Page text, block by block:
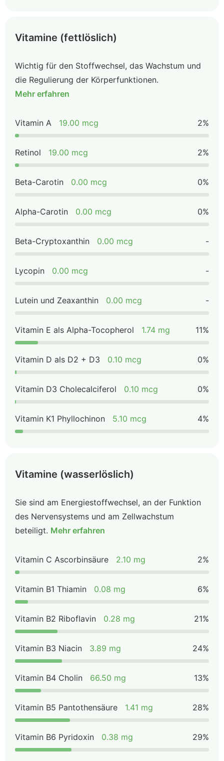
Vitamine (fettlöslich)
Wichtig für den Stoffwechsel, das Wachstum und
die Regulierung der Körperfunktionen.
Mehr erfahren
Vitamin A 19.00 mcg 2%
Retinol 19.00 mcg 2%
Beta-Carotin 0.00 mcg 0%
Alpha-Carotin 0.00 mcg 0%
Beta-Cryptoxanthin 0.00 mcg -
Lycopin 0.00 mcg -
Lutein und Zeaxanthin 0.00 mcg -
Vitamin E als Alpha-Tocopherol 1.74 mg 11%
Vitamin D als D2 + D3 0.10 mcg 0%
Vitamin D3 Cholecalciferol 0.10 mcg 0%
Vitamin K1 Phyllochinon 5.10 mcg 4%
Vitamine (wasserlöslich)
Sie sind am Energiestoffwechsel, an der Funktion
des Nervensystems und am Zellwachstum
beteiligt. Mehr erfahren
Vitamin C Ascorbinsäure 2.10 mg 2%
Vitamin B1 Thiamin 0.08 mg 6%
Vitamin B2 Riboflavin 0.28 mg 21%
Vitamin B3 Niacin 3.89 mg 24%
Vitamin B4 Cholin 66.50 mg 13%
Vitamin B5 Pantothensäure 1.41 mg 28%
Vitamin B6 Pyridoxin 0.38 mg 29%